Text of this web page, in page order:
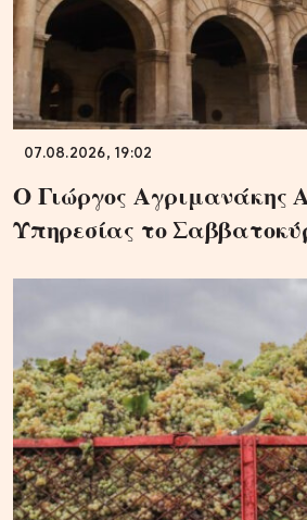
07.08.2026, 19:02
Ο Γιώργος Αγριμανάκης
Υπηρεσίας το